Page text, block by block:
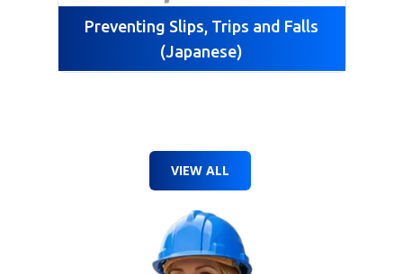
Preventing Slips, Trips and Falls
(Japanese)
VIEW ALL